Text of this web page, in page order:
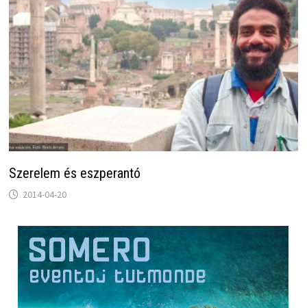
Szerelem és eszperantó
2014-04-20